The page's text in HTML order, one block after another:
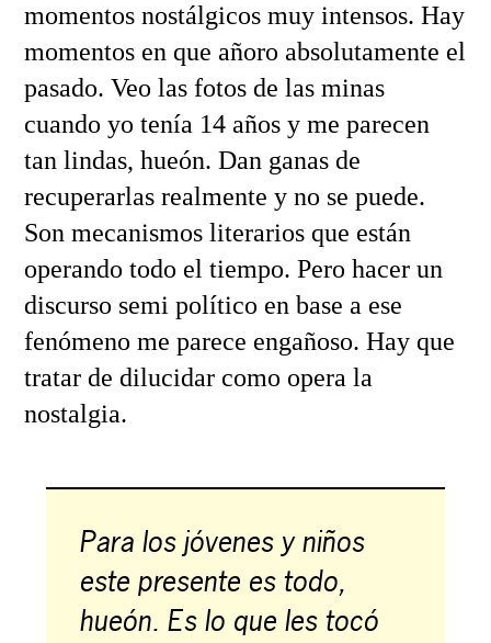
momentos nostálgicos muy intensos. Hay
momentos en que añoro absolutamente el
pasado. Veo las fotos de las minas
cuando yo tenía 14 años y me parecen
tan lindas, hueón. Dan ganas de
recuperarlas realmente y no se puede.
Son mecanismos literarios que están
operando todo el tiempo. Pero hacer un
discurso semi político en base a ese
fenómeno me parece engañoso. Hay que
tratar de dilucidar como opera la
nostalgia.
Para los jóvenes y niños
este presente es todo,
hueón. Es lo que les tocó